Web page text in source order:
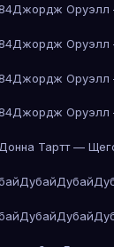
Джордж Оруэлл
Джордж Оруэлл
Джордж Оруэлл
Джордж Оруэлл
Донна Тартт —
ДубайДубай
ДубайДубай